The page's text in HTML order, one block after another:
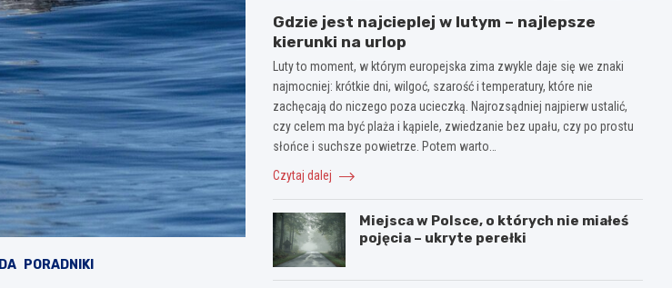
PORADNIKI
Gdzie jest najcieplej w lutym – najlepsze
kierunki na urlop
Luty to moment, w którym europejska zima zwykle daje się we znaki
najmocniej: krótkie dni, wilgoć, szarość i temperatury, które nie
zachęcają do niczego poza ucieczką. Najrozsądniej najpierw ustalić,
czy celem ma być plaża i kąpiele, zwiedzanie bez upału, czy po prostu
słońce i suchsze powietrze. Potem warto…
Czytaj dalej
Miejsca w Polsce, o których nie miałeś
pojęcia – ukryte perełki